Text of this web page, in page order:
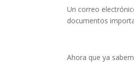
Un correo
documentos
Ahora que ya